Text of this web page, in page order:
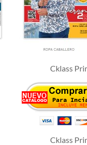
Cklass
Cklass